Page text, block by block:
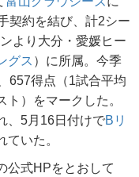
契約を結び、計2シー
より大分・愛媛ヒー
グス ）に所属。今季
657得点（1試合平均
）をマークした。
、5月16日付けでBリ
いた。
公式HPをとおして